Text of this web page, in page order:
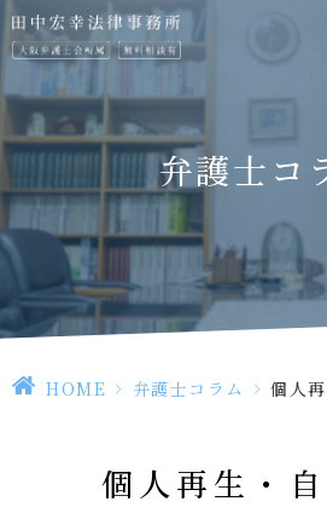
弁護士コ
HOME > 弁護士コラム > 個人
個人再生・